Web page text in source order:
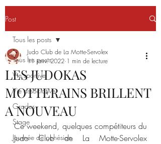
Post
Tous les posts
Vie sportive
Vie associative
Grades
Stage
Journée de cohésion
Tous les posts
LES JUDOKAS
MOTTERAINS BRILLENT
A NOUVEAU
Judo Club de La Motte-Servolex
11 janv. 2022 1 min de lecture
Ce weekend, quelques compétiteurs du
Judo Club de La Motte-Servolex